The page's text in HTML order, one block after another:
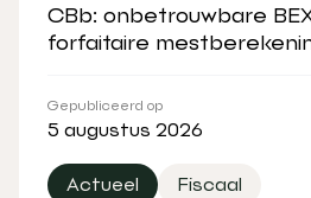
CBb: onbetrouwbare
forfaitaire
Gepubliceerd op
5 augustus 2026
Actueel Fiscaal